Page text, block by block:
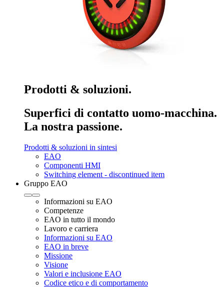
Prodotti & soluzioni.
Superfici di contatto uomo-macchina.
La nostra passione.
Prodotti & soluzioni in sintesi
EAO
Componenti HMI
Switching element - discontinued item
Gruppo EAO
Informazioni su EAO
Competenze
EAO in tutto il mondo
Lavoro e carriera
Informazioni su EAO
EAO in breve
Missione
Visione
Valori e inclusione EAO
Codice etico e di comportamento